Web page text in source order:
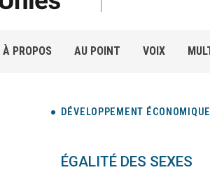
À PROPOS AU POINT VOIX
DÉVELOPPEMENT ÉCONOMIQUE
ÉGALITÉ DES SEXES